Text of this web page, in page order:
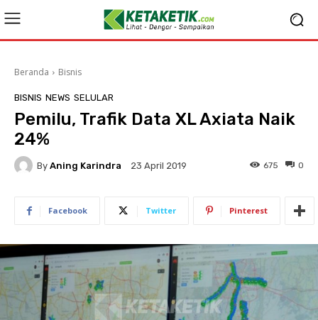
Beranda Bisnis
BISNIS NEWS SELULAR
Pemilu, Trafik Data XL Axiata Naik
24%
By Aning Karindra 23 April 2019 0
675
Facebook Twitter Pinterest